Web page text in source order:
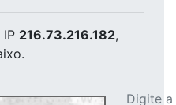
216.73.216.182,
Digite